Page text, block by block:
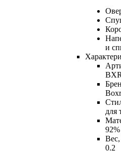
и
для
Вес,
0.2